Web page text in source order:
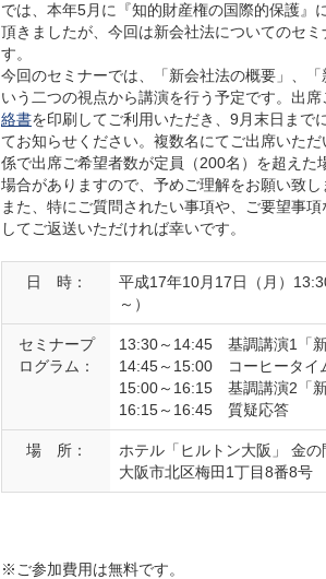
では、本年5月に『知的財産権の国際的保護』
頂きましたが、今回は新会社法についてのセ
す。
今回のセミナーでは、「新会社法の概要」、
いう二つの視点から講演を行う予定です。出
絡書を印刷してご利用いただき、9月末日まで
てお知らせください。複数名にてご出席いた
係で出席ご希望者数が定員（200名）を超えた
場合がありますので、予めご理解をお願い致し
また、特にご質問されたい事項や、ご要望事
してご返送いただければ幸いです。
日 時：
平成17年10月17日（月）
～）
セミナープ
ログラム：
13:30～14:45 基調講演1「新
14:45～15:00 コーヒータイ
15:00～16:15 基調講演2「新
16:15～16:45 質疑応答
場 所：
ホテル「ヒルトン大阪」 金の
大阪市北区梅田1丁目8番8
※ご参加費用は無料です。